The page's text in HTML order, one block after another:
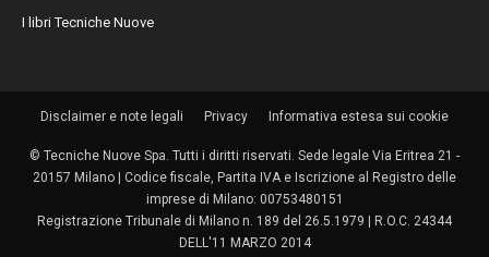
I libri Tecniche Nuove
Disclaimer e note legali Privacy Informativa estesa sui cookie
© Tecniche Nuove Spa. Tutti i diritti riservati. Sede legale Via Eritrea 21 -
20157 Milano | Codice fiscale, Partita IVA e Iscrizione al Registro delle
imprese di Milano: 00753480151
Registrazione Tribunale di Milano n. 189 del 26.5.1979 | R.O.C. 24344
DELL'11 MARZO 2014